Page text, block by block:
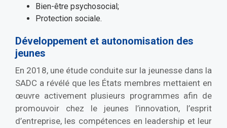
Bien-être psychosocial;
Protection sociale.
Développement et autonomisation des
jeunes
En 2018, une étude conduite sur la jeunesse dans la
SADC a révélé que les États membres mettaient en
œuvre activement plusieurs programmes afin de
promouvoir chez le jeunes l’innovation, l’esprit
d’entreprise, les compétences en leadership et leur